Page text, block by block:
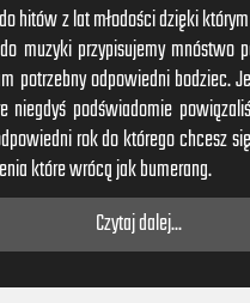
hitów z lat młodości dzięki
muzyki przypisujemy mnóstwo
potrzebny odpowiedni bodziec.
niegdyś podświadomie
rok do którego chcesz
które wrócą jak bumerang.
Czytaj dalej...